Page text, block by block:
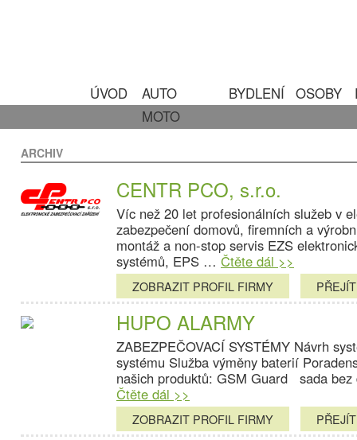
ÚVOD
AUTO
MOTO
BYDLENÍ OSOBY
ARCHIV
CENTR PCO, s.r.o.
Víc než 20 let profesionálních služeb v
zabezpečení domovů, firemních a
montáž a non-stop servis EZS
systémů, EPS … Čtěte dál >>
ZOBRAZIT PROFIL FIRMY
HUPO ALARMY
ZABEZPEČOVACÍ SYSTÉMY Návrh
systému Služba výměny baterií
našich produktů: GSM Guard sada
Čtěte dál >>
ZOBRAZIT PROFIL FIRMY